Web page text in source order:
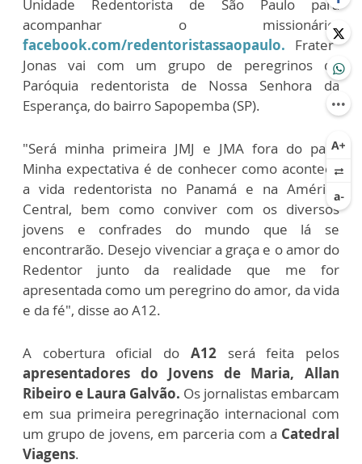
Unidade Redentorista de São Paulo para
acompanhar o missionário:
facebook.com/redentoristassaopaulo.
Frater
Jonas vai com um grupo de peregrinos da
Paróquia redentorista de Nossa Senhora da
Esperança, do bairro Sapopemba (SP).
"Será minha primeira JMJ e JMA fora do país.
Minha expectativa é de conhecer como acontece
a vida redentorista no Panamá e na América
Central, bem como conviver com os diversos
jovens e confrades do mundo que lá se
encontrarão. Desejo vivenciar a graça e o amor do
Redentor junto da realidade que me for
apresentada como um peregrino do amor, da vida
e da fé", disse ao A12.
A cobertura oficial do A12será feita pelos
apresentadores do Jovens de Maria, Allan
Ribeiro e Laura Galvão. Os jornalistas embarcam
em sua primeira peregrinação internacional com
um grupo de jovens, em parceria com a Catedral
Viagens.